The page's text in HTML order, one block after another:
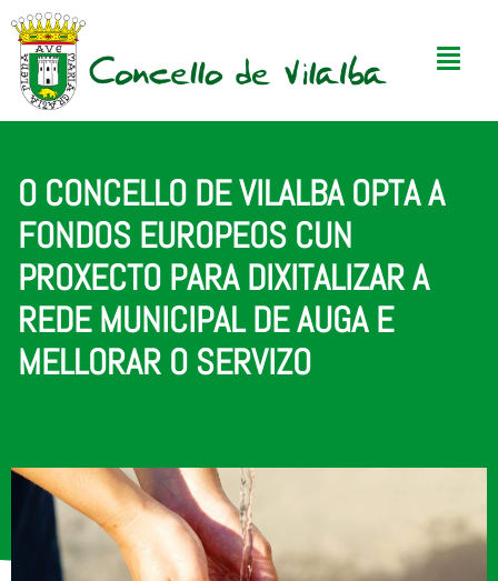
O CONCELLO DE VILALBA OPTA A
FONDOS EUROPEOS CUN
PROXECTO PARA DIXITALIZAR A
REDE MUNICIPAL DE AUGA E
MELLORAR O SERVIZO